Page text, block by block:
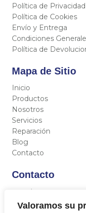
Valoramos su
Política de Privacidad
Política de Cookies
Envío y Entrega
Condiciones
Política de
Mapa de Sitio
Inicio
Productos
Nosotros
Servicios
Reparación
Blog
Contacto
Contacto
C/ Miguel
(Valencia)